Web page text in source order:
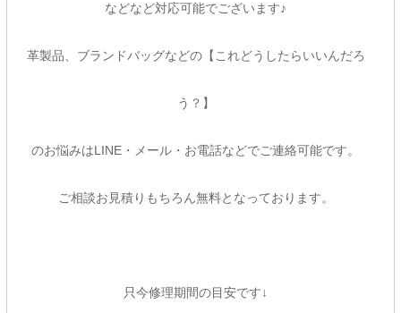
などなど対応可能でございます♪
革製品、ブランドバッグなどの【これどうしたらいいんだろ
う？】
のお悩みはLINE・メール・お電話などでご連絡可能です。
ご相談お見積りもちろん無料となっております。
只今修理期間の目安です↓